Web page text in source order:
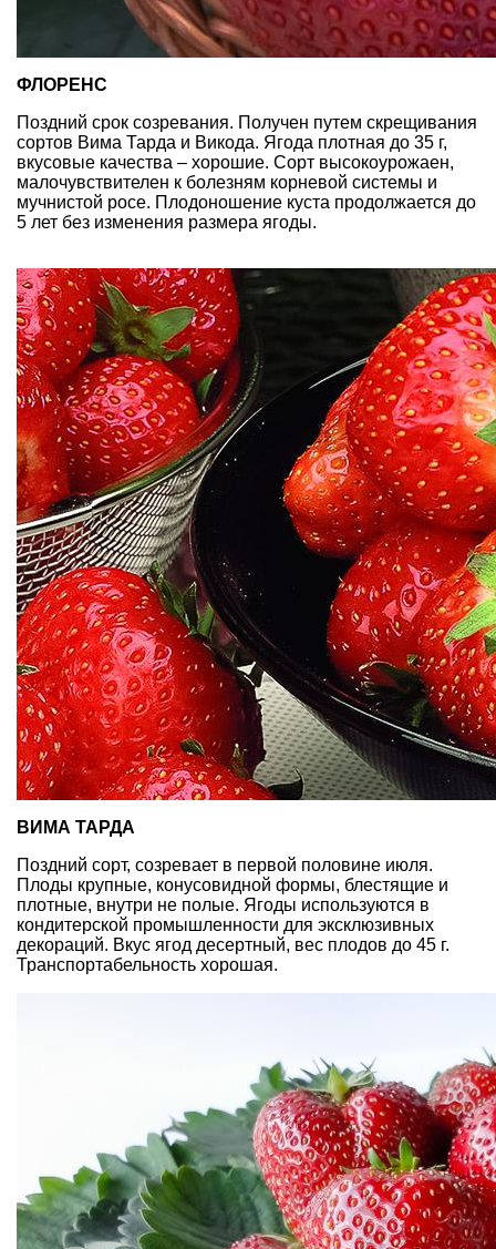
ФЛОРЕНС
Поздний срок созревания. Получен путем скрещивания
сортов Вима Тарда и Викода. Ягода плотная до 35 г,
вкусовые качества – хорошие. Сорт высокоурожаен,
малочувствителен к болезням корневой системы и
мучнистой росе. Плодоношение куста продолжается до
5 лет без изменения размера ягоды.
ВИМА ТАРДА
Поздний сорт, созревает в первой половине июля.
Плоды крупные, конусовидной формы, блестящие и
плотные, внутри не полые. Ягоды используются в
кондитерской промышленности для эксклюзивных
декораций. Вкус ягод десертный, вес плодов до 45 г.
Транспортабельность хорошая.